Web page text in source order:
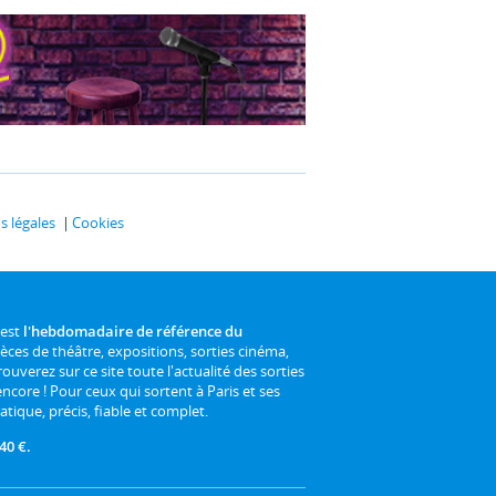
légales Cookies
l'hebdomadaire de référence du
de théâtre, expositions, sorties cinéma,
sur ce site toute l'actualité des sorties
! Pour ceux qui sortent à Paris et ses
précis, fiable et complet.
€.